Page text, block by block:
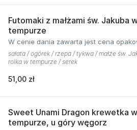
Futomaki z małżami św. Jakuba
tempurze
W cenie dania zawarta jest cena
sałata / ogórek / rzepa / tykwa / małże św.
rolka w tempurze / serek
51,00 zł
Sweet Unami Dragon krewetka w
tempurze, u góry węgorz